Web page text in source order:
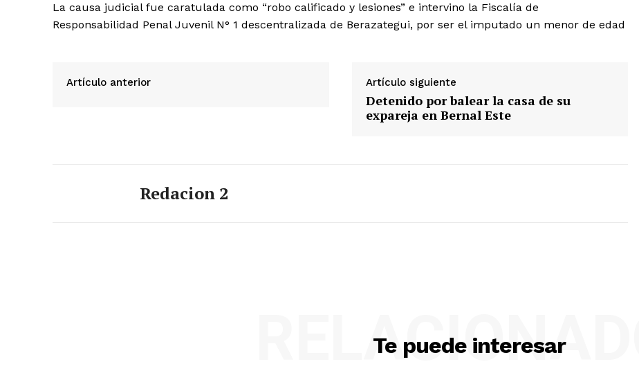
La causa judicial fue caratulada como “robo calificado y lesiones” e intervino la Fiscalía de
Responsabilidad Penal Juvenil N° 1 descentralizada de Berazategui, por ser el imputado un menor de edad
Artículo anterior Artículo siguiente
Detenido por balear la casa de su
expareja en Bernal Este
Redacion 2
Te puede interesar
RELACIONADO